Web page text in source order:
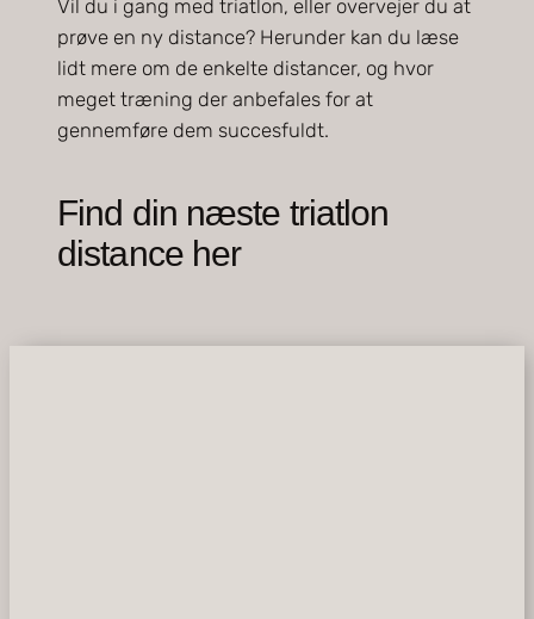
Vil du i gang med triatlon, eller overvejer du at
prøve en ny distance? Herunder kan du læse
lidt mere om de enkelte distancer, og hvor
meget træning der anbefales for at
gennemføre dem succesfuldt.
Find din næste triatlon
distance her